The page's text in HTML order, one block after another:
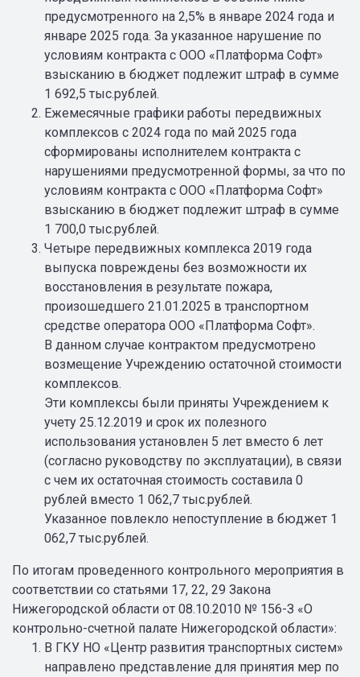
предусмотренного на 2,5% в январе 2024 года и
январе 2025 года. За указанное нарушение по
условиям контракта с ООО «Платформа Софт»
взысканию в бюджет подлежит штраф в сумме
1 692,5 тыс.рублей.
Ежемесячные графики работы передвижных
комплексов с 2024 года по май 2025 года
сформированы исполнителем контракта с
нарушениями предусмотренной формы, за что по
условиям контракта с ООО «Платформа Софт»
взысканию в бюджет подлежит штраф в сумме
1 700,0 тыс.рублей.
Четыре передвижных комплекса 2019 года
выпуска повреждены без возможности их
восстановления в результате пожара,
произошедшего 21.01.2025 в транспортном
средстве оператора ООО «Платформа Софт».
В данном случае контрактом предусмотрено
возмещение Учреждению остаточной стоимости
комплексов.
Эти комплексы были приняты Учреждением к
учету 25.12.2019 и срок их полезного
использования установлен 5 лет вместо 6 лет
(согласно руководству по эксплуатации), в связи
с чем их остаточная стоимость составила 0
рублей вместо 1 062,7 тыс.рублей.
Указанное повлекло непоступление в бюджет 1
062,7 тыс.рублей.
По итогам проведенного контрольного мероприятия в
соответствии со статьями 17, 22, 29 Закона
Нижегородской области от 08.10.2010 № 156-З «О
контрольно-счетной палате Нижегородской области»:
В ГКУ НО «Центр развития транспортных систем»
направлено представление для принятия мер по